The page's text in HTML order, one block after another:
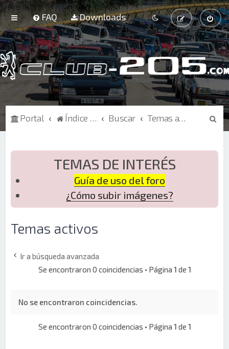
FAQ Downloads
Portal Índice de Foros Buscar Temas activos
B
TEMAS DE INTERÉS
Guía de uso del foro
¿Cómo subir imágenes?
Temas activos
Ir a búsqueda avanzada
Se encontraron 0 coincidencias • Página 1 de 1
No se encontraron coincidencias.
Se encontraron 0 coincidencias • Página 1 de 1